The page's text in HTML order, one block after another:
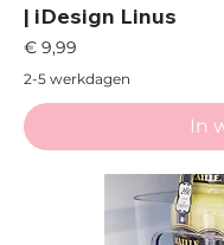
| iDesign Linus
Prijs
€ 9,99
2-5 werkdagen
In